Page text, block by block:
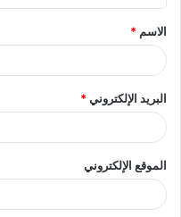
الاسم *
البريد الإلكتروني*
الموقع الإلكتروني